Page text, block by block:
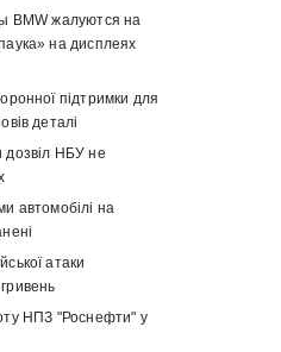
BMW жалуются на
на дисплеях
підтримки для
деталі
дозвіл НБУ не
автомобілі на
атаки
НПЗ "Роснефти" у